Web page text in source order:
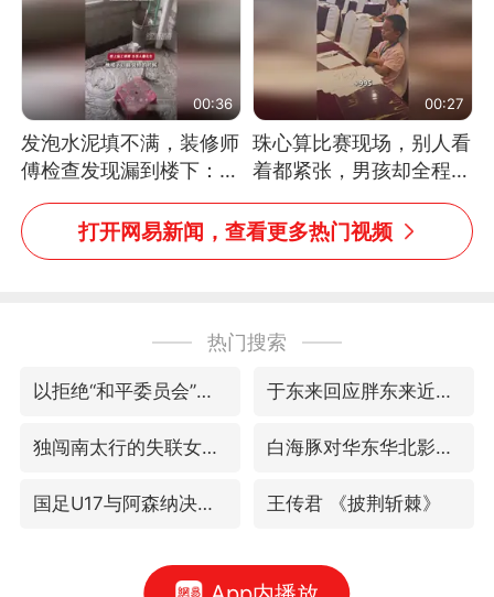
00:36
发泡水泥填不满，装修师
傅检查发现漏到楼下：出
风口未延伸到外墙
00:27
珠心算比赛现场，别人看
着都紧张，男孩却全程气
定神闲、从容作答，最终
拿下冠军。网友：这淡定
的样子，一看就是有实
打开网易新闻，查看更多热门视频
热门搜索
以拒绝“和平委员会”的加沙和平计划 于东来回应胖东来近25年老店年底关闭
独闯南太行的失联女生最后轨迹已确认 白海豚对华东华北影响会大于巴威
国足U17与阿森纳决赛取消 并列冠军 王传君 《披荆斩棘》